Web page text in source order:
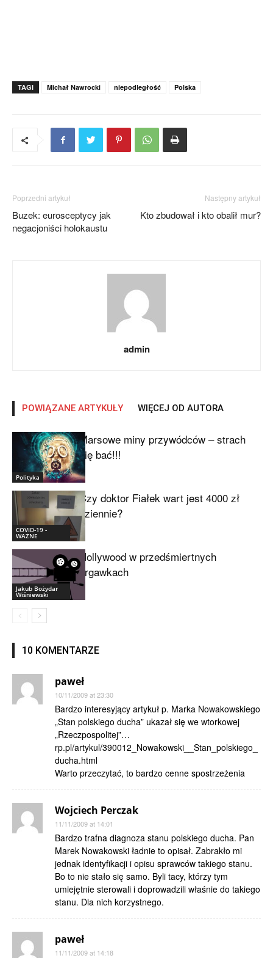
TAGI Michał Nawrocki niepodległość Polska
Poprzedni artykuł
Buzek: eurosceptycy jak
negacjoniści holokaustu
Następny artykuł
Kto zbudował i kto obalił mur?
admin
POWIĄZANE ARTYKUŁY WIĘCEJ OD AUTORA
Polityka
Marsowe miny przywódców – strach
się bać!!!
COVID-19 -
WAŻNE
Czy doktor Fiałek wart jest 4000 zł
dziennie?
Jakub Bożydar
Wiśniewski
Hollywood w przedśmiertnych
drgawkach
10 KOMENTARZE
paweł
10/11/2009 at 23:30
Bardzo interesyjący artykuł p. Marka Nowakowskiego
„Stan polskiego ducha” ukazał się we wtorkowej
„Rzeczpospolitej”…
rp.pl/artykul/390012_Nowakowski__Stan_polskiego_
ducha.html
Warto przeczytać, to bardzo cenne spostrzeżenia
Wojciech Perczak
11/11/2009 at 14:01
Bardzo trafna diagnoza stanu polskiego ducha. Pan
Marek Nowakowski ładnie to opisał. Zabrakło mi
jednak identyfikacji i opisu sprawców takiego stanu.
Bo to nie stało się samo. Byli tacy, którzy tym
umiejętnie sterowali i doprowadzili właśnie do takiego
stanu. Dla nich korzystnego.
paweł
11/11/2009 at 14:18